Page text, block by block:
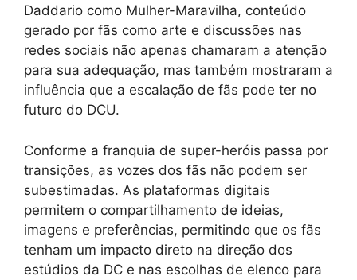
Daddario como Mulher-Maravilha, conteúdo
gerado por fãs como arte e discussões nas
redes sociais não apenas chamaram a atenção
para sua adequação, mas também mostraram a
influência que a escalação de fãs pode ter no
futuro do DCU.
Conforme a franquia de super-heróis passa por
transições, as vozes dos fãs não podem ser
subestimadas. As plataformas digitais
permitem o compartilhamento de ideias,
imagens e preferências, permitindo que os fãs
tenham um impacto direto na direção dos
estúdios da DC e nas escolhas de elenco para